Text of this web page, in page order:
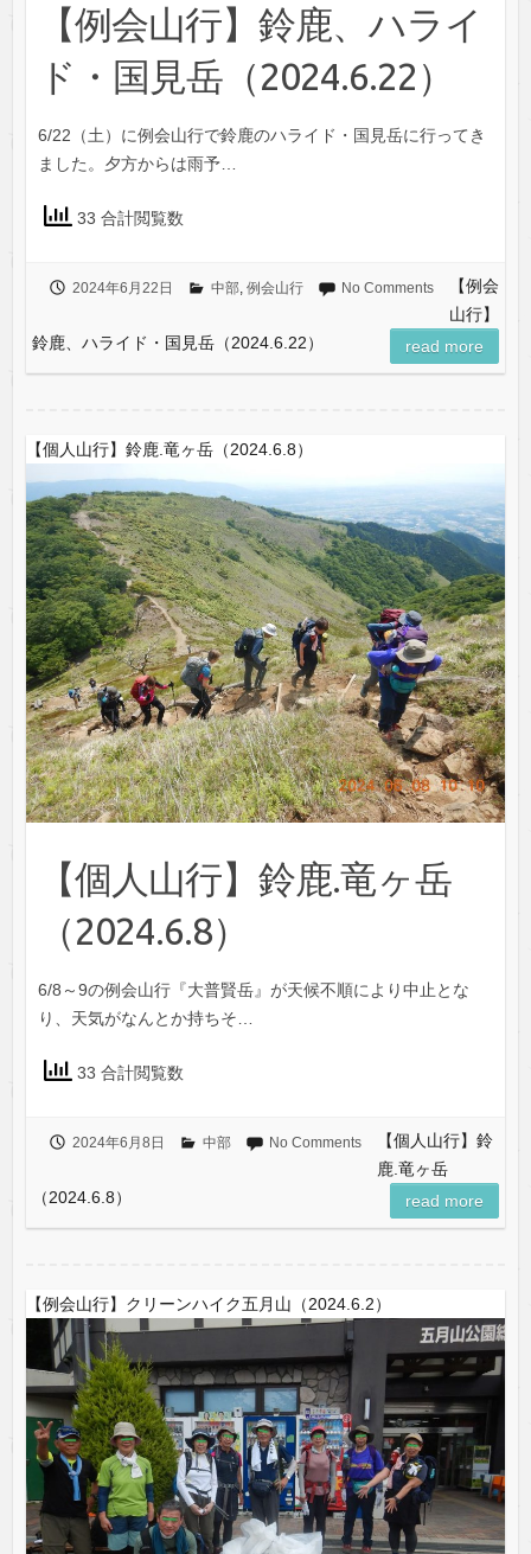
【例会山行】鈴鹿、ハライ
ド・国見岳（2024.6.22）
6/22（土）に例会山行で鈴鹿のハライド・国見岳に行ってき
ました。夕方からは雨予…
33 合計閲覧数
2024年6月22日 中部, 例会山行 No Comments
【例会
山行】
鈴鹿、ハライド・国見岳（2024.6.22）
read more
【個人山行】鈴鹿.竜ヶ岳（2024.6.8）
【個人山行】鈴鹿.竜ヶ岳
（2024.6.8）
6/8～9の例会山行『大普賢岳』が天候不順により中止とな
り、天気がなんとか持ちそ…
33 合計閲覧数
2024年6月8日 中部 No Comments
【個人山行】鈴
鹿.竜ヶ岳
（2024.6.8）
read more
【例会山行】クリーンハイク五月山（2024.6.2）